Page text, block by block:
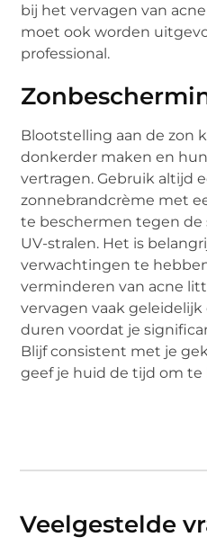
bij het vervagen van
moet ook worden
professional.
Blootstelling aan de zon
donkerder maken en
vertragen. Gebruik altijd
zonnebrandcrème met
te beschermen tegen de
UV-stralen. Het is
verwachtingen te
verminderen van acne
vervagen vaak
duren voordat je
Blijf consistent met je
geef je huid de tijd om te
Veelgestelde